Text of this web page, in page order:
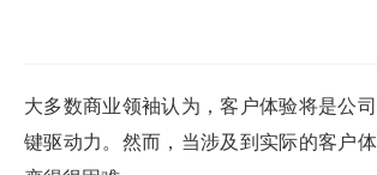
大多数商业领袖认为，客户体验将是公
键驱动力。然而，当涉及到实际的客户